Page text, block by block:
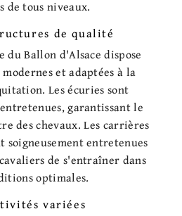
de tous niveaux.
de qualité
du Ballon d'Alsace dispose
et adaptées à la
Les écuries sont
garantissant le
des chevaux. Les carrières
entretenues
de s'entraîner dans
optimales.
variées